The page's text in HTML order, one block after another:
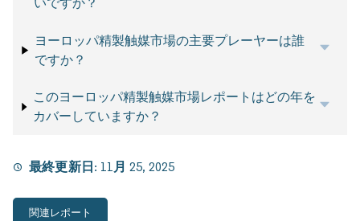
ヨーロッパ精製触媒市場の主要プレーヤーは誰
ですか？
このヨーロッパ精製触媒市場レポートはどの年を
カバーしていますか？
最終更新日: 11月 25, 2025
関連レポート